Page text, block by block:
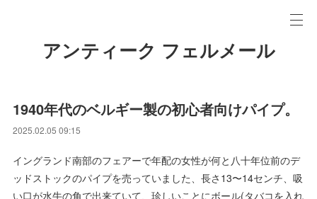
アンティーク フェルメール
1940年代のベルギー製の初心者向けパイプ。
2025.02.05 09:15
イングランド南部のフェアーで年配の女性が何と八十年位前のデ
ッドストックのパイプを売っていました、長さ13〜14センチ、吸
い口が水牛の角で出来ていて、珍しいことにボール(タバコを入れ